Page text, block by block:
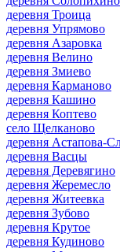
деревня Троица
деревня Упрямово
деревня Азаровка
деревня Велино
деревня Змиево
деревня Карманово
деревня Кашино
деревня Коптево
село Щелканово
деревня Астапова-
деревня Васцы
деревня Деревягино
деревня Жеремесло
деревня Житеевка
деревня Зубово
деревня Крутое
деревня Кудиново